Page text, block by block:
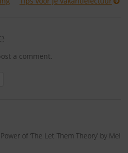
a comment.
of ‘The Let Them Theory’ by Mel